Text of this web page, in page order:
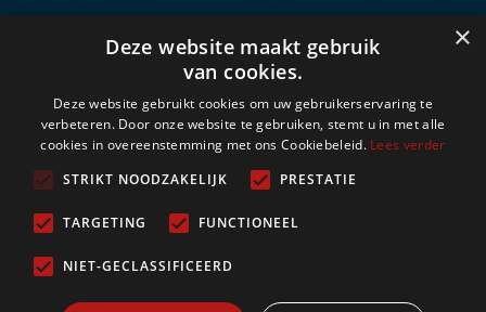
Alarmsysteem in Grote-
Brogel
Alarmsysteem in Grote-
Spouwen
Alarmsysteem in
Leopoldsburg
Alarmsysteem in Leut
×
Deze website maakt gebruik
van cookies.
Deze website gebruikt cookies om uw gebruikerservaring te
verbeteren. Door onze website te gebruiken, stemt u in met alle
cookies in overeenstemming met ons Cookiebeleid. Lees verder
STRIKT NOODZAKELIJK
PRESTATIE
TARGETING FUNCTIONEEL
NIET-GECLASSIFICEERD